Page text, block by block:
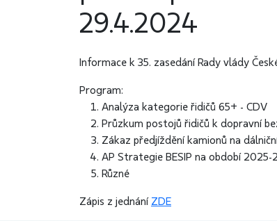
29.4.2024
Informace k 35. zasedání Rady vlády
Program:
Analýza kategorie řidičů 65+ - CDV
Průzkum postojů řidičů k dopravní
Zákaz předjíždění kamionů na
AP Strategie BESIP na období
Různé
Zápis z jednání ZDE